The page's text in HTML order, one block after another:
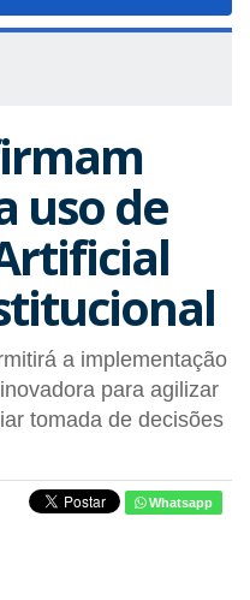
uso de
a implementação
para agilizar
tomada de decisões
Whatsapp